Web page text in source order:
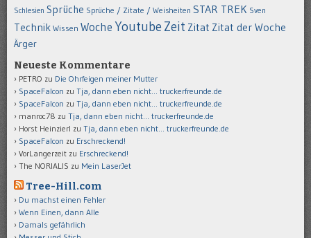
Schlesien Sprüche Sprüche / Zitate / Weisheiten STAR TREK Sven
Technik Wissen Woche Youtube Zeit Zitat Zitat der Woche
Ärger
Neueste Kommentare
PETRO zu Die Ohrfeigen meiner Mutter
SpaceFalcon zu Tja, dann eben nicht… truckerfreunde.de
SpaceFalcon zu Tja, dann eben nicht… truckerfreunde.de
manroc78 zu Tja, dann eben nicht… truckerfreunde.de
Horst Heinzierl zu Tja, dann eben nicht… truckerfreunde.de
SpaceFalcon zu Erschreckend!
VorLangerzeit zu Erschreckend!
The NORIALIS zu Mein LaserJet
Tree-Hill.com
Du machst einen Fehler
Wenn Einen, dann Alle
Damals gefährlich